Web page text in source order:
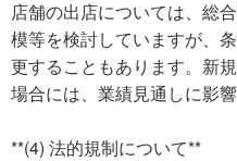
店舗の出店については、総
模等を検討していますが、
更することもあります。新
場合には、業績見通しに影
**(4) 法的規制について**